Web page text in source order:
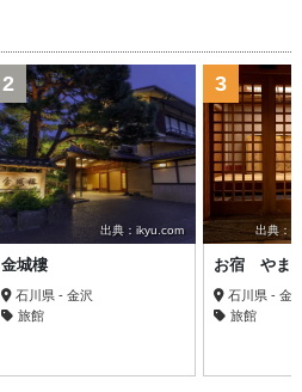
出典：ikyu.com
2
金城樓
石川県 - 金沢
旅館
出典：
3
お宿 やま
石川県 - 金
旅館